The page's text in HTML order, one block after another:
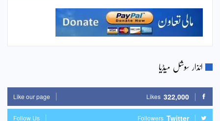
انذار سوشل میڈیا
322,000
Likes
Like our page
Twitter
Followers
Follow Us